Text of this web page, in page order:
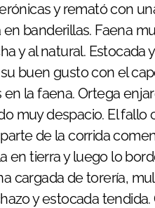
y remató con
en banderillas. Faena
y al natural. Estocada
buen gusto con el
la faena. Ortega
muy despacio. El fallo
de la corrida
en tierra y luego lo
cargada de torería,
y estocada tendida.